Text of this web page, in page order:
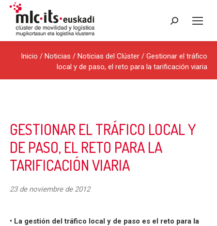
Buscar:
Inicio / Noticias / Noticias del Clúster / Gestionar el tráfico
local y de paso, el reto para la tarificación viaria
GESTIONAR EL TRÁFICO LOCAL Y
DE PASO, EL RETO PARA LA
TARIFICACIÓN VIARIA
23 de noviembre de 2012
• La gestión del tráfico local y de paso es el reto para la